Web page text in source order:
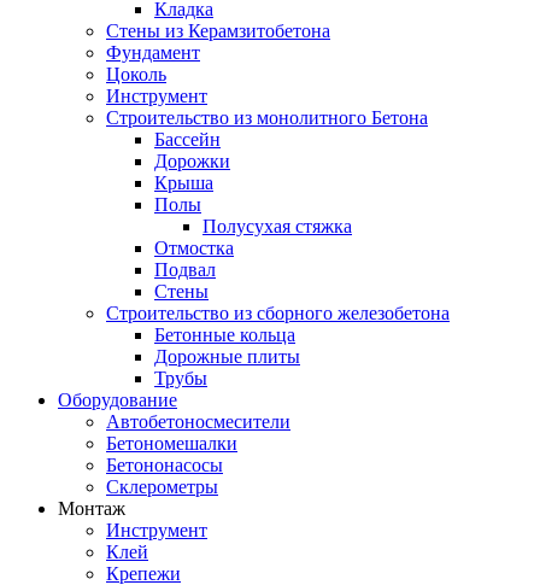
Кладка
Стены из Керамзитобетона
Фундамент
Цоколь
Инструмент
Строительство из монолитного Бетона
Бассейн
Дорожки
Крыша
Полы
Полусухая стяжка
Отмостка
Подвал
Стены
Строительство из сборного железобетона
Бетонные кольца
Дорожные плиты
Трубы
Оборудование
Автобетоносмесители
Бетономешалки
Бетононасосы
Склерометры
Монтаж
Инструмент
Клей
Крепежи